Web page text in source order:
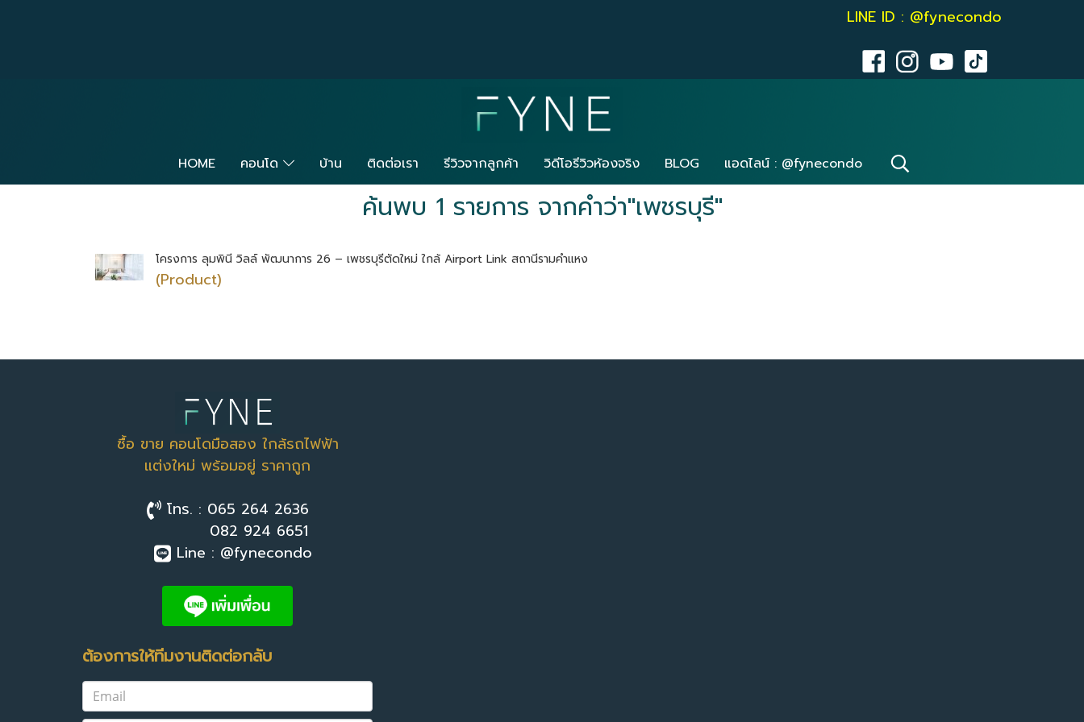
LINE ID : @fynecondo
HOME คอนโด บ้าน ติดต่อเรา รีวิวจากลูกค้า วิดีโอรีวิวห้องจริง BLOG แอดไลน์ : @fynecondo
ค้นพบ 1 รายการ จากคำว่า"เพชรบุรี"
โครงการ ลุมพินี วิลล์ พัฒนาการ 26 – เพชรบุรีตัดใหม่ ใกล้ Airport Link สถานีรามคำแหง
(Product)
ซื้อ ขาย คอนโดมือสอง ใกล้รถไฟฟ้า
แต่งใหม่ พร้อมอยู่ ราคาถูก
โทร. : 065 264 2636
082 924 6651
Line : @fynecondo
ต้องการให้ทีมงานติดต่อกลับ